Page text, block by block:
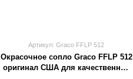
Артикул: Graco FFLP 512
Окрасочное cопло Graco FFLP 512
оригинал США для качественной